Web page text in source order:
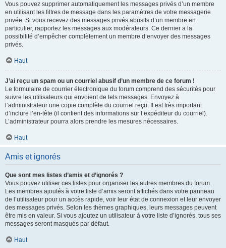
Vous pouvez supprimer automatiquement les messages privés d’un membre
en utilisant les filtres de message dans les paramètres de votre messagerie
privée. Si vous recevez des messages privés abusifs d’un membre en
particulier, rapportez les messages aux modérateurs. Ce dernier a la
possibilité d’empêcher complètement un membre d’envoyer des messages
privés.
Haut
J’ai reçu un spam ou un courriel abusif d’un membre de ce forum !
Le formulaire de courrier électronique du forum comprend des sécurités pour
suivre les utilisateurs qui envoient de tels messages. Envoyez à
l’administrateur une copie complète du courriel reçu. Il est très important
d’inclure l’en-tête (il contient des informations sur l’expéditeur du courriel).
L’administrateur pourra alors prendre les mesures nécessaires.
Haut
Amis et ignorés
Que sont mes listes d’amis et d’ignorés ?
Vous pouvez utiliser ces listes pour organiser les autres membres du forum.
Les membres ajoutés à votre liste d’amis seront affichés dans votre panneau
de l’utilisateur pour un accès rapide, voir leur état de connexion et leur envoyer
des messages privés. Selon les thèmes graphiques, leurs messages peuvent
être mis en valeur. Si vous ajoutez un utilisateur à votre liste d’ignorés, tous ses
messages seront masqués par défaut.
Haut